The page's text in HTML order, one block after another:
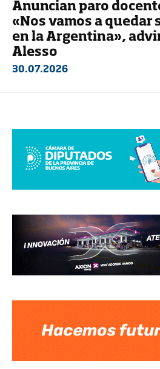
Anuncian paro
«Nos vamos a quedar
en la Argentina»,
Alesso
30.07.2026